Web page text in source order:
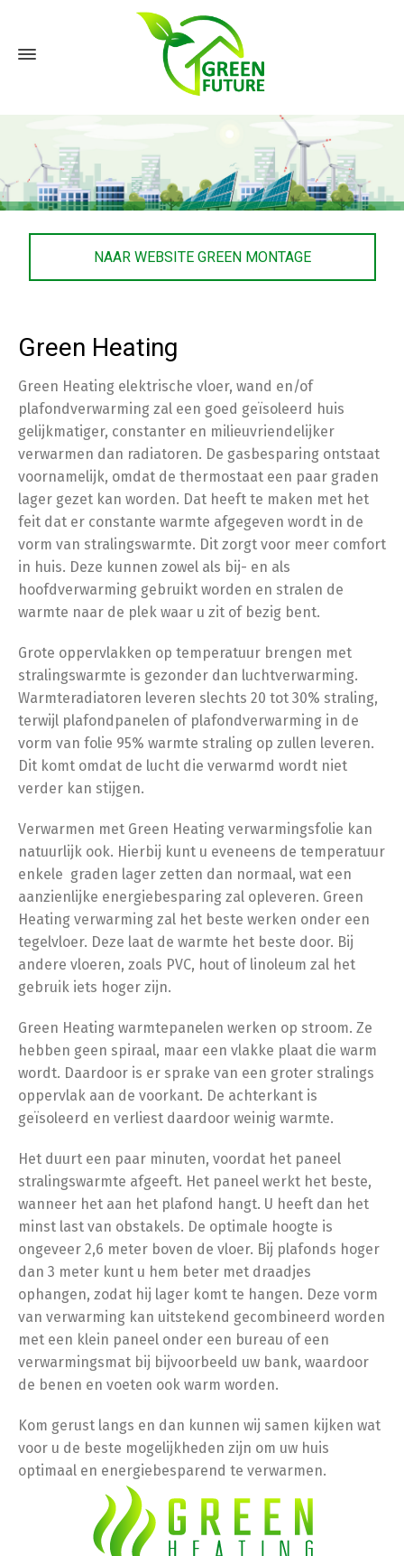
NAAR WEBSITE GREEN MONTAGE
Green Heating
Green Heating elektrische vloer, wand en/of
plafondverwarming zal een goed geïsoleerd huis
gelijkmatiger, constanter en milieuvriendelijker
verwarmen dan radiatoren. De gasbesparing ontstaat
voornamelijk, omdat de thermostaat een paar graden
lager gezet kan worden. Dat heeft te maken met het
feit dat er constante warmte afgegeven wordt in de
vorm van stralingswarmte. Dit zorgt voor meer comfort
in huis. Deze kunnen zowel als bij- en als
hoofdverwarming gebruikt worden en stralen de
warmte naar de plek waar u zit of bezig bent.
Grote oppervlakken op temperatuur brengen met
stralingswarmte is gezonder dan luchtverwarming.
Warmteradiatoren leveren slechts 20 tot 30% straling,
terwijl plafondpanelen of plafondverwarming in de
vorm van folie 95% warmte straling op zullen leveren.
Dit komt omdat de lucht die verwarmd wordt niet
verder kan stijgen.
Verwarmen met Green Heating verwarmingsfolie kan
natuurlijk ook. Hierbij kunt u eveneens de temperatuur
enkele graden lager zetten dan normaal, wat een
aanzienlijke energiebesparing zal opleveren. Green
Heating verwarming zal het beste werken onder een
tegelvloer. Deze laat de warmte het beste door. Bij
andere vloeren, zoals PVC, hout of linoleum zal het
gebruik iets hoger zijn.
Green Heating warmtepanelen werken op stroom. Ze
hebben geen spiraal, maar een vlakke plaat die warm
wordt. Daardoor is er sprake van een groter stralings
oppervlak aan de voorkant. De achterkant is
geïsoleerd en verliest daardoor weinig warmte.
Het duurt een paar minuten, voordat het paneel
stralingswarmte afgeeft. Het paneel werkt het beste,
wanneer het aan het plafond hangt. U heeft dan het
minst last van obstakels. De optimale hoogte is
ongeveer 2,6 meter boven de vloer. Bij plafonds hoger
dan 3 meter kunt u hem beter met draadjes
ophangen, zodat hij lager komt te hangen. Deze vorm
van verwarming kan uitstekend gecombineerd worden
met een klein paneel onder een bureau of een
verwarmingsmat bij bijvoorbeeld uw bank, waardoor
de benen en voeten ook warm worden.
Kom gerust langs en dan kunnen wij samen kijken wat
voor u de beste mogelijkheden zijn om uw huis
optimaal en energiebesparend te verwarmen.